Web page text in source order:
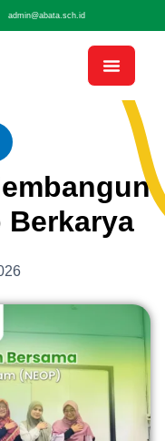
admin@abata.sch.id
Berkarya